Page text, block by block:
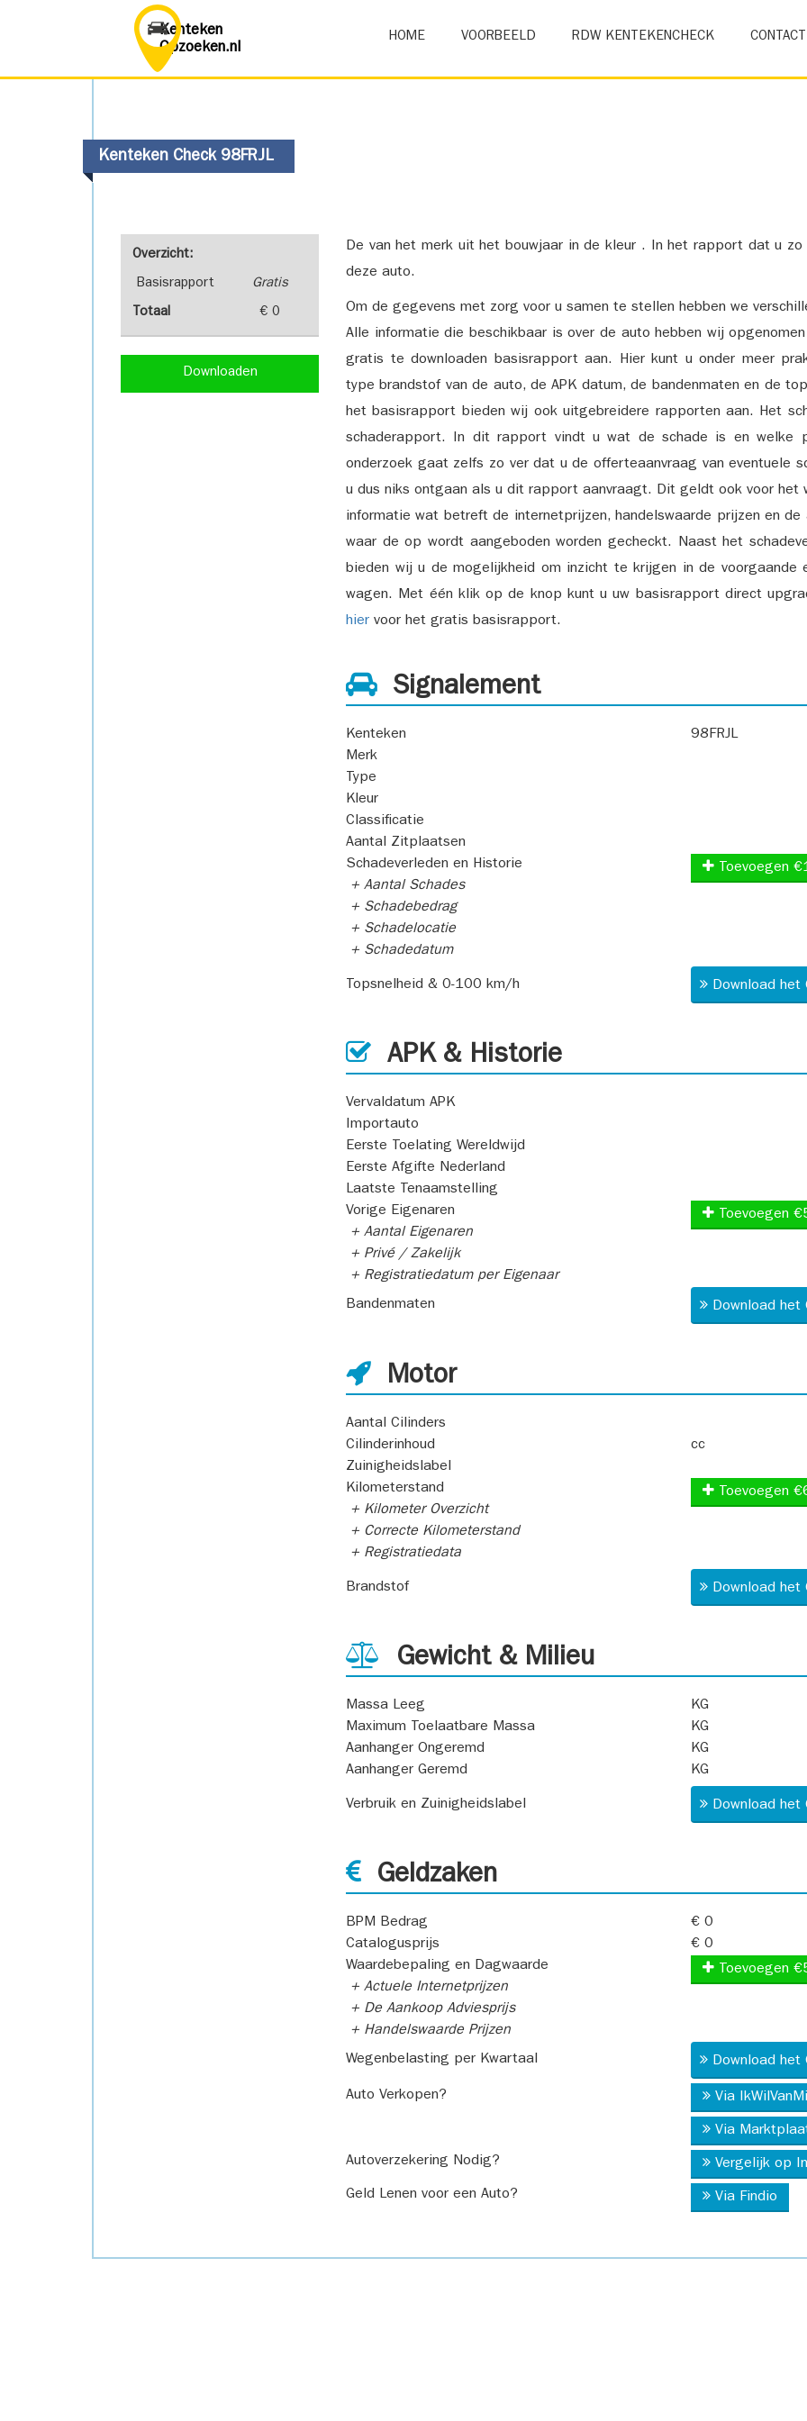
Kenteken
Opzoeken.nl
HOME VOORBEELD RDW KENTEKENCHECK CONTACT
Kenteken Check 98FRJL
Overzicht:
Basisrapport Gratis
Totaal € 0
Downloaden
De van het merk uit het bouwjaar in de kleur . In het rapport dat u
deze auto.
Om de gegevens met zorg voor u samen te stellen hebben we
Alle informatie die beschikbaar is over de auto hebben wij
gratis te downloaden basisrapport aan. Hier kunt u onder meer
type brandstof van de auto, de APK datum, de bandenmaten en de
het basisrapport bieden wij ook uitgebreidere rapporten aan. Het
schaderapport. In dit rapport vindt u wat de schade is en welke
onderzoek gaat zelfs zo ver dat u de offerteaanvraag van eventuele
u dus niks ontgaan als u dit rapport aanvraagt. Dit geldt ook voor
informatie wat betreft de internetprijzen, handelswaarde prijzen en
waar de op wordt aangeboden worden gecheckt. Naast het
bieden wij u de mogelijkheid om inzicht te krijgen in de voorgaande
wagen. Met één klik op de knop kunt u uw basisrapport direct
hier voor het gratis basisrapport.
Signalement
Kenteken
98FRJL
Merk
Type
Kleur
Classificatie
Aantal Zitplaatsen
Schadeverleden en Historie
+ Aantal Schades
+ Schadebedrag
+ Schadelocatie
+ Schadedatum
Toevoegen
Topsnelheid & 0-100 km/h Download
APK & Historie
Vervaldatum APK
Importauto
Eerste Toelating Wereldwijd
Eerste Afgifte Nederland
Laatste Tenaamstelling
Vorige Eigenaren
+ Aantal Eigenaren
+ Privé / Zakelijk
+ Registratiedatum per Eigenaar
Toevoegen
Bandenmaten Download
Motor
Aantal Cilinders
Cilinderinhoud
cc
Zuinigheidslabel
Kilometerstand
+ Kilometer Overzicht
+ Correcte Kilometerstand
+ Registratiedata
Toevoegen
Brandstof Download
Gewicht & Milieu
Massa Leeg
KG
Maximum Toelaatbare Massa
KG
Aanhanger Ongeremd
KG
Aanhanger Geremd
KG
Verbruik en Zuinigheidslabel Download
Geldzaken
BPM Bedrag
€ 0
Catalogusprijs
€ 0
Waardebepaling en Dagwaarde
+ Actuele Internetprijzen
+ De Aankoop Adviesprijs
+ Handelswaarde Prijzen
Toevoegen
Wegenbelasting per Kwartaal Download
Auto Verkopen? Via
Via
Autoverzekering Nodig? Vergelijk op
Geld Lenen voor een Auto? Via Findio